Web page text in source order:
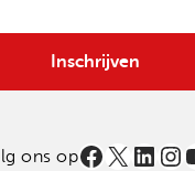
Inschrijven
ons op X